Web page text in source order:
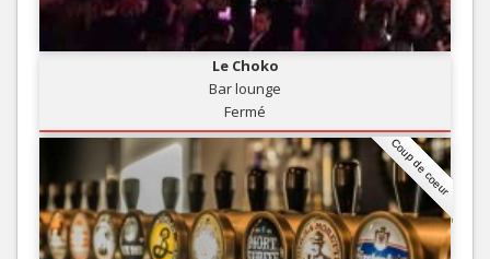
Le Choko
Bar lounge
Fermé
Coup de coeur